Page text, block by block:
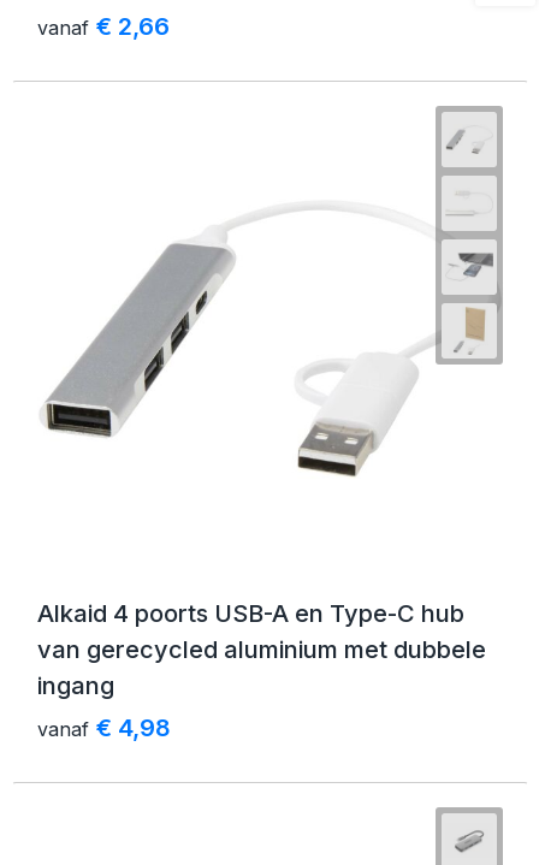
vanaf € 2,66
Alkaid 4 poorts USB-A en Type-C hub
van gerecycled aluminium met dubbele
ingang
vanaf € 4,98